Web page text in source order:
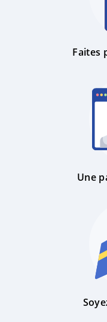
Faites
Une